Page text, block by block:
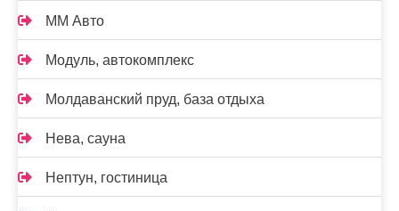
ММ Авто
Модуль, автокомплекс
Молдаванский пруд, база отдыха
Нева, сауна
Нептун, гостиница